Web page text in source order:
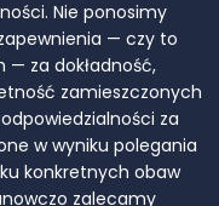
Nie ponosimy
— czy to
— za dokładność,
zamieszczonych
za
w wyniku polegania
konkretnych obaw
zalecamy